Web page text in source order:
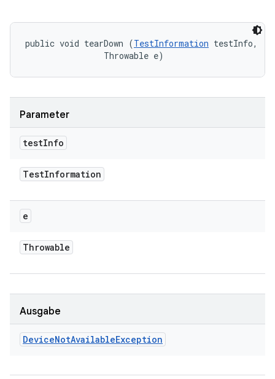
public void tearDown (TestInformation testInfo,
                Throwable e)
Parameter
testInfo
TestInformation
e
Throwable
Ausgabe
DeviceNotAvailableException